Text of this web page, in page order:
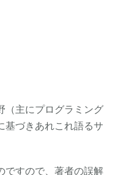
（主にプログラミング
基づきあれこれ語るサ
ですので、著者の誤解